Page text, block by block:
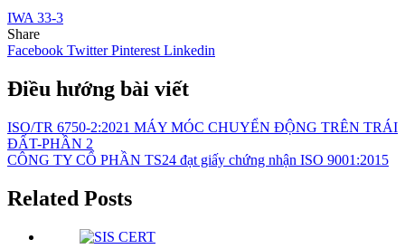
IWA 33-3
Share
Facebook TwitterPinterest Linkedin
Điều hướng bài viết
ISO/TR 6750-2:2021 MÁY MÓC CHUYỂN ĐỘNG TRÊN TRÁI
ĐẤT-PHẦN 2
CÔNG TY CỔ PHẦN TS24 đạt giấy chứng nhận ISO 9001:2015
Related Posts